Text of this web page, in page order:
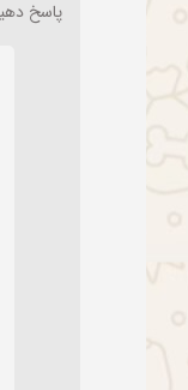
پاسخ